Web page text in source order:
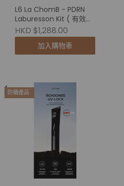
L6 La ChomB - PDRN
Laburesson Kit ( 有效期
至 2026/12 ) 買1送1
HKD $1,288.00
加入購物車
防曬產品